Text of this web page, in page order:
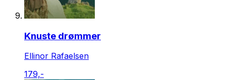
Knuste drømmer
Ellinor Rafaelsen
179,-